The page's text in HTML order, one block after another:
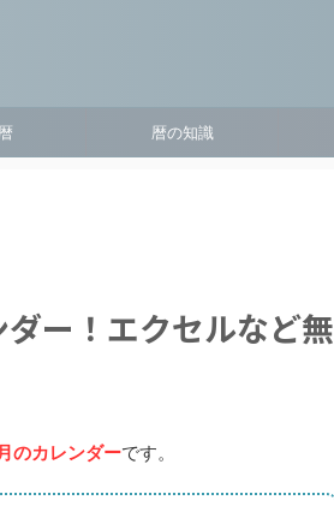
暦の知識
ー！エクセルなど無
のカレンダーです。